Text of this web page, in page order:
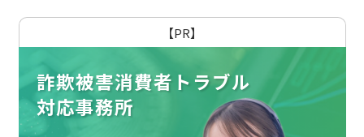
【PR】
詐欺被害消費者トラブル
対応事務所